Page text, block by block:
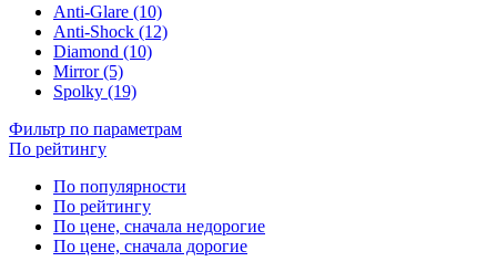
Anti-Glare (10)
Anti-Shock (12)
Diamond (10)
Mirror (5)
Spolky (19)
Фильтр по параметрам
По рейтингу
По популярности
По рейтингу
По цене, сначала недорогие
По цене, сначала дорогие